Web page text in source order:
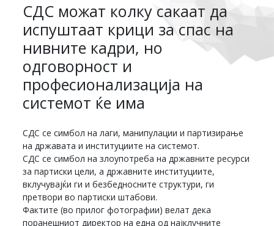
СДС можат колку сакаат да
испуштаат крици за спас на
нивните кадри, но
одговорност и
професионализација на
системот ќе има
СДС се симбол на лаги, манипулации и партизирање
на државата и институциите на системот.
СДС се симбол на злоупотреба на државните ресурси
за партиски цели, а државните институциите,
вклучувајќи ги и безбедносните структури, ги
претвори во партиски штабови.
Фактите (во прилог фотографии) велат дека
поранешниот директор на една од најклучните